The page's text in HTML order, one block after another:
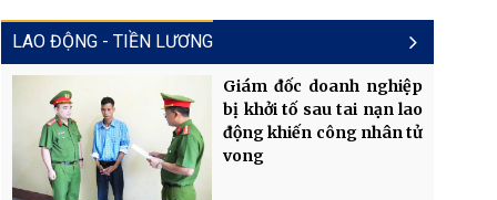
LAO ĐỘNG - TIỀN LƯƠNG
Giám đốc doanh nghiệp
bị khởi tố sau tai nạn lao
động khiến công nhân tử
vong